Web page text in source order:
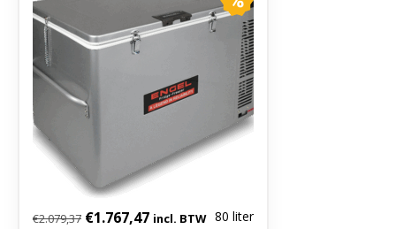
80 liter
€2.079,37 Oorspronkelijke prijs was: €2.079,37.
€1.767,47Huidige prijs is: €1.767,47.
incl. BTW